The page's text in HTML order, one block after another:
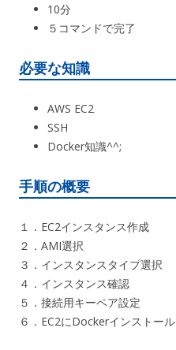
10分
５コマンドで完了
必要な知識
AWS EC2
SSH
Docker知識^^;
手順の概要
１．EC2インスタンス作成
２．AMI選択
３．インスタンスタイプ選択
４．インスタンス確認
５．接続用キーペア設定
６．EC2にDockerインストール